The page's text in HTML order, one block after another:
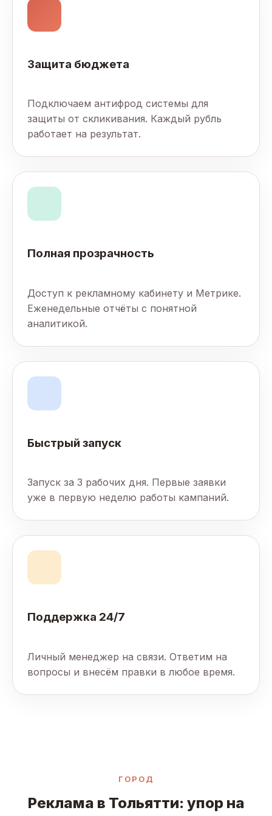
Защита бюджета
Подключаем антифрод системы для
защиты от скликивания. Каждый рубль
работает на результат.
Полная прозрачность
Доступ к рекламному кабинету и Метрике.
Еженедельные отчёты с понятной
аналитикой.
Быстрый запуск
Запуск за 3 рабочих дня. Первые заявки
уже в первую неделю работы кампаний.
Поддержка 24/7
Личный менеджер на связи. Ответим на
вопросы и внесём правки в любое время.
ГОРОД
Реклама в Тольятти: упор на